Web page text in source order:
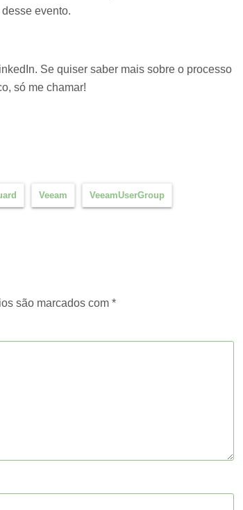
evento.
Se quiser saber mais sobre o processo
só me chamar!
Veeam VeeamUserGroup
são marcados com *